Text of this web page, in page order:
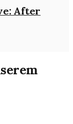
After